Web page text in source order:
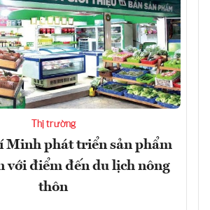
Thị trường
Minh phát triển sản phẩm
với điểm đến du lịch nông
thôn